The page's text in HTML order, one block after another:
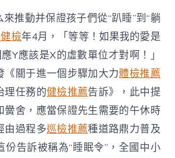
推動并保證孩子們從“趴睡”到“躺
檢年4月，「等等！如果我的愛是
Y應該是X的虛數單位才對啊！」
《關于進一個步驟加大力體檢推薦
理任務的健檢推薦告訴》，此中提
黌舍，應當保證先生需要的午休時
由過程多巡檢推薦種道路鼎力普及
份告訴被稱為“睡眠令”，全國中小